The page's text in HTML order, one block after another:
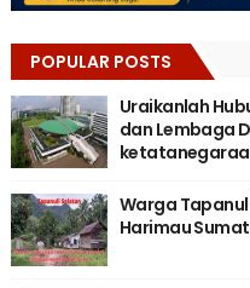
POPULAR POSTS
Uraikanlah
dan Lembaga
Warga
Harimau